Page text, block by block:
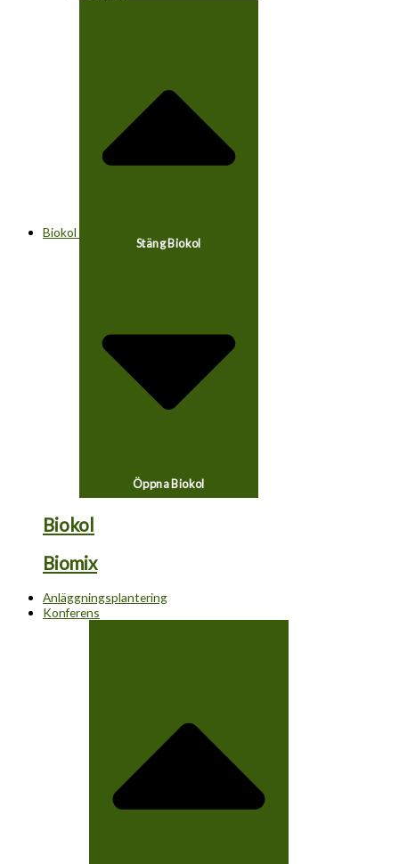
Biokol
Stäng Biokol
Öppna Biokol
Biokol
Biomix
Anläggningsplantering
Konferens